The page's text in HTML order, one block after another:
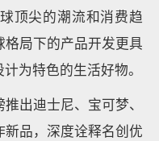
顶尖的潮流和消费趋
局下的产品开发更具
为特色的生活好物。
出迪士尼、宝可梦、
品，深度诠释名创优